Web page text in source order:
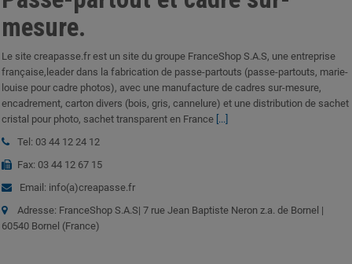
mesure.
Le site creapasse.fr est un site du groupe FranceShop S.A.S, une entreprise
française,leader dans la fabrication de passe-partouts (passe-partouts, marie-
louise pour cadre photos), avec une manufacture de cadres sur-mesure,
encadrement, carton divers (bois, gris, cannelure) et une distribution de sachet
cristal pour photo, sachet transparent en France [...]
Tel: 03 44 12 24 12
Fax: 03 44 12 67 15
Email: info(a)creapasse.fr
Adresse: FranceShop S.A.S| 7 rue Jean Baptiste Neron z.a. de Bornel |
60540 Bornel (France)